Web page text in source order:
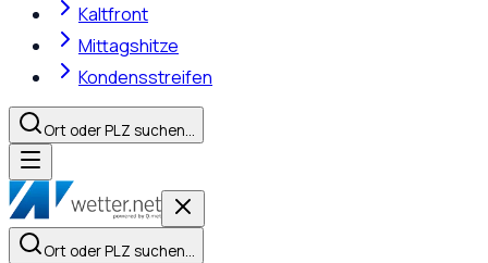
Kaltfront
Mittagshitze
Kondensstreifen
Ort oder PLZ suchen…
Ort oder PLZ suchen…